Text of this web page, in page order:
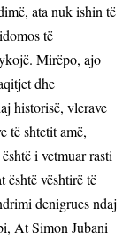
ata nuk ishin të
të
Mirëpo, ajo
dhe
historisë, vlerave
të shtetit amë,
i vetmuar rasti
është vështirë të
denigrues ndaj
At Simon Jubani